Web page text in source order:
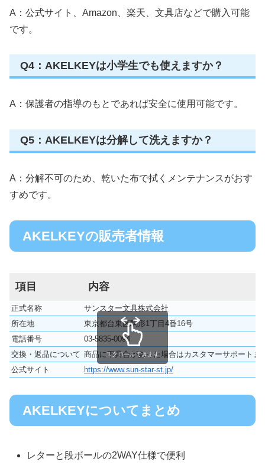
A：公式サイト、Amazon、楽天、文具店などで購入可能
です。
Q4：AKELKEYは小学生でも使えますか？
A：保護者の指導のもとであれば安全に使用可能です。
Q5：AKELKEYは分解して洗えますか？
A：分解不可のため、乾いた布で拭くメンテナンスがおす
すめです。
AKELKEYの販売者情報
項目 内容
正式名称
サンスター文具株式会社
所在地
東京都台東区駒形1丁目4番16号
電話番号
03-5835-0094
交換・返品について 商品に不具合があった場合はカスタマーサポートま
公式サイト
https://www.sun-star-st.jp/
スクロールできます
AKELKEYについてまとめ
レターと段ボールの2WAY仕様で便利